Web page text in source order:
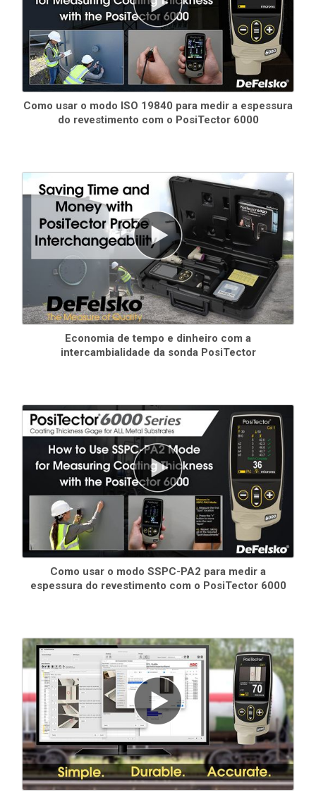
de texto e imagem na tela para cada leitura
modos de varredura- aumente a velocidade de medição
para mais de 180 leituras por minuto
Normal - Faça leituras contínuas sem levantar a sonda
Estatísticas- Faça leituras contínuas e registre a média, o
desvio standard , a espessura mínima/máxima e o número de
leituras durante a digitalização
Contagem média limitada - Faça leituras contínuas até uma
contagem especificada pelo usuário. O medidor exibe e
Vários ajustes de calibração armazenados para medição em
uma variedade de condições de substrato
O recurso Calibration Adjustment Reporting documenta os
ajustes de calibração nos relatórios do software PosiSoft
Os modosSSPC-PA 2,ISO 19840 eIMO PSPC 90/10
ajudam os
usuários a cumprir as normas, solicitando especificações
mínimas/máximas, exibindo as leituras necessárias e
calculando automaticamente as estatísticas com um resultado
de aprovação/reprovação
A tecnologiaWiFi sincroniza sem fio com o PosiSoft.net e baixa
atualizações de software
TecnologiaBluetooth4.0para transferência de dados para um
dispositivo móvel que esteja executando o aplicativo PosiTector
dispositivos robóticos usando vários protocolos de
comunicação do setor -standard
Conecte um leitor de código de barras Bluetooth ou um teclado
para anotar instantaneamente as leituras e os lotes
Como usar o modo ISO 19840 para medir a espessura
do revestimento com o PosiTector 6000
Economia de tempo e dinheiro com a
intercambialidade da sonda PosiTector
Como usar o modo SSPC-PA2 para medir a
espessura do revestimento com o PosiTector 6000